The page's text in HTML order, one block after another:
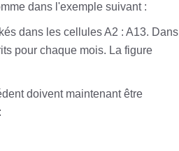
dans l'exemple suivant :
dans les cellules A2 : A13. Dans
pour chaque mois. La figure
doivent maintenant être